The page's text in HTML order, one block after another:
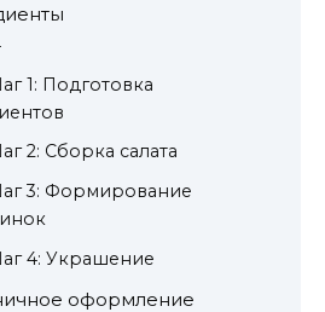
1: Подготовка
2: Сборка салата
3: Формирование
4: Украшение
оформление